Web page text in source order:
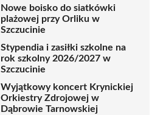
Nowe boisko do siatkówki
plażowej przy Orliku w
Szczucinie
Stypendia i zasiłki szkolne na
rok szkolny 2026/2027 w
Szczucinie
Wyjątkowy koncert Krynickiej
Orkiestry Zdrojowej w
Dąbrowie Tarnowskiej